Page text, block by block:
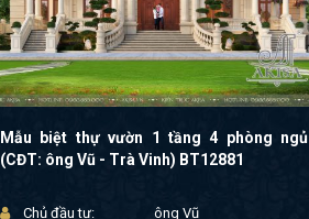
Mẫu biệt thự vườn 1 tầng 4 phòng ngủ
(CĐT: ông Vũ - Trà Vinh) BT12881
Chủ đầu tư:
ông Vũ